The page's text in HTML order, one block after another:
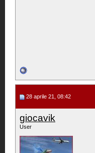
28 aprile 21, 08:42
giocavik
User